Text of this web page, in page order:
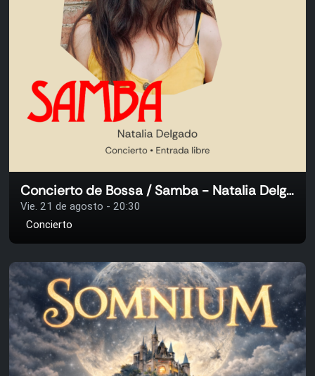
Concierto de Bossa / Samba - Natalia Delgado
Vie. 21 de agosto - 20:30
Concierto